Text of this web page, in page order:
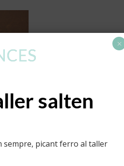
salten
sempre, picant ferro al taller
×